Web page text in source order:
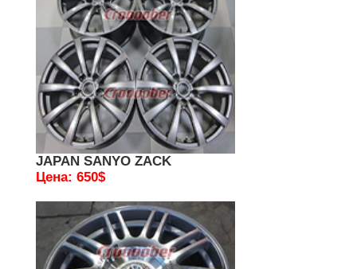
JAPAN SANYO ZACK
Цена: 650$